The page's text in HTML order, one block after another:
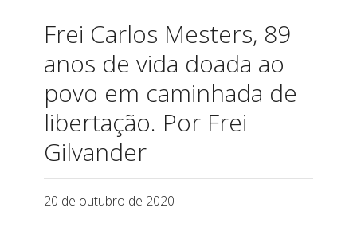
Frei Carlos Mesters, 89
anos de vida doada ao
povo em caminhada de
libertação. Por Frei
Gilvander
20 de outubro de 2020